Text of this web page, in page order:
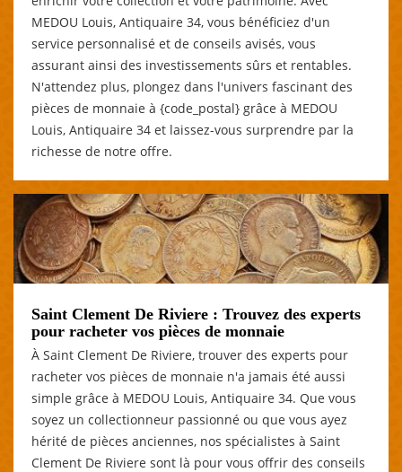
MEDOU Louis, Antiquaire 34, vous bénéficiez d'un
service personnalisé et de conseils avisés, vous
assurant ainsi des investissements sûrs et rentables.
N'attendez plus, plongez dans l'univers fascinant des
pièces de monnaie à {code_postal} grâce à MEDOU
Louis, Antiquaire 34 et laissez-vous surprendre par la
richesse de notre offre.
Saint Clement De Riviere : Trouvez des experts
pour racheter vos pièces de monnaie
À Saint Clement De Riviere, trouver des experts pour
racheter vos pièces de monnaie n'a jamais été aussi
simple grâce à MEDOU Louis, Antiquaire 34. Que vous
soyez un collectionneur passionné ou que vous ayez
hérité de pièces anciennes, nos spécialistes à Saint
Clement De Riviere sont là pour vous offrir des conseils